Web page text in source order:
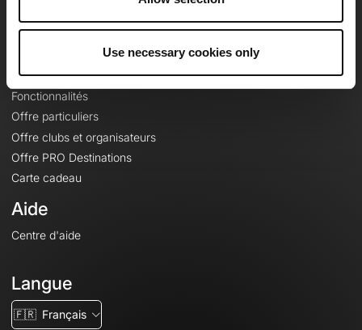
Use necessary cookies only
Le Mag'
Fonds de cartes topographiques
Fonctionnalités
Offre particuliers
Offre clubs et organisateurs
Offre PRO Destinations
Carte cadeau
Aide
Centre d'aide
Langue
🇫🇷 Français